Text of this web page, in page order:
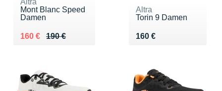
Altra
Mont Blanc Speed
Damen
190 €
Au lieu de 190 €
160 €
Vendu 160 €
Altra
Torin 9 Damen
160 €
Vendu 160 €